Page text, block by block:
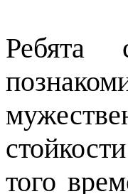
Ребята
того